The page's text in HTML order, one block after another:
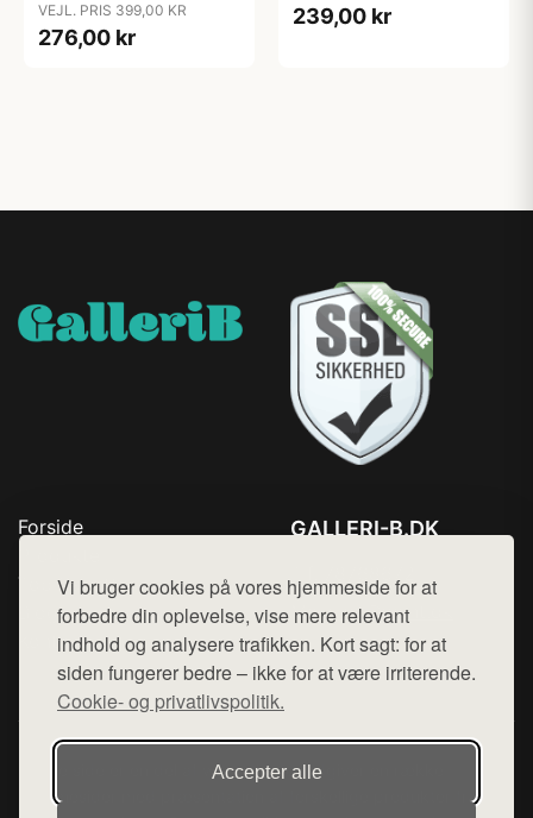
Vi bruger cookies på vores hjemmeside for at
forbedre din oplevelse, vise mere relevant
indhold og analysere trafikken. Kort sagt: for at
siden fungerer bedre – ikke for at være irriterende.
Cookie- og privatlivspolitik.
Accepter alle
VEJL. PRIS 399,00 KR
276,00 kr
239,00 kr
Forside
Top Rabatter
Blog
Kontakt
GALLERI-B.DK
Mail: hej@want.dk
Cookie- og privatlivspolitik
Denne side er en del af want.dk, der udgiver en række
hjemmesider med præsentation af forskellige produkter fra